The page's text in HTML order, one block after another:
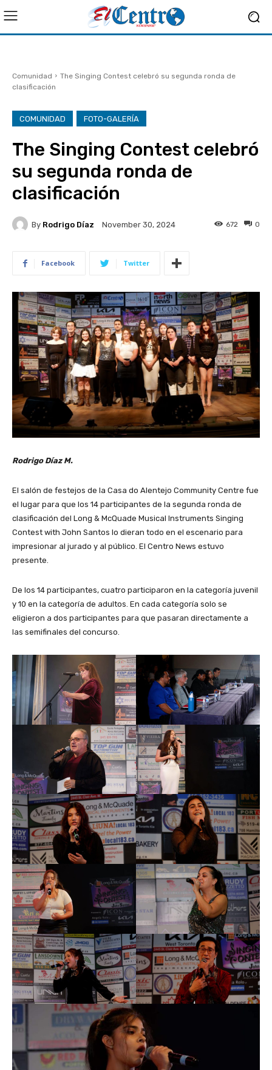
Comunidad
The Singing Contest celebró su segunda ronda de
clasificación
COMUNIDAD FOTO-GALERÍA
The Singing Contest celebró
su segunda ronda de
clasificación
By Rodrigo Díaz November 30, 2024 0
672
Facebook Twitter
Rodrigo Díaz M.
El salón de festejos de la Casa do Alentejo Community Centre fue
el lugar para que los 14 participantes de la segunda ronda de
clasificación del Long & McQuade Musical Instruments Singing
Contest with John Santos lo dieran todo en el escenario para
impresionar al jurado y al público. El Centro News estuvo
presente.
De los 14 participantes, cuatro participaron en la categoría juvenil
y 10 en la categoría de adultos. En cada categoría solo se
eligieron a dos participantes para que pasaran directamente a
las semifinales del concurso.